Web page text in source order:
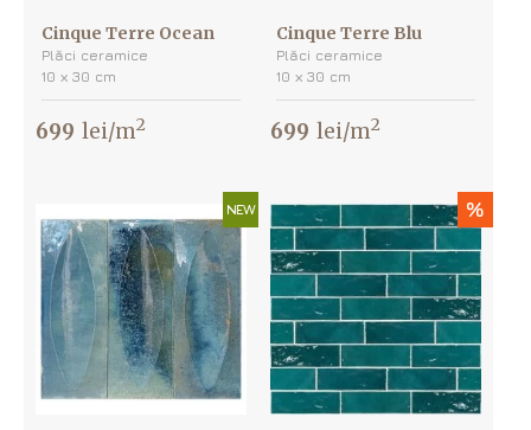
Cinque Terre Ocean
Plăci ceramice
10 х 30 cm
699 lei/m2
Cinque Terre Blu
Plăci ceramice
10 х 30 cm
699 lei/m2
NEW %